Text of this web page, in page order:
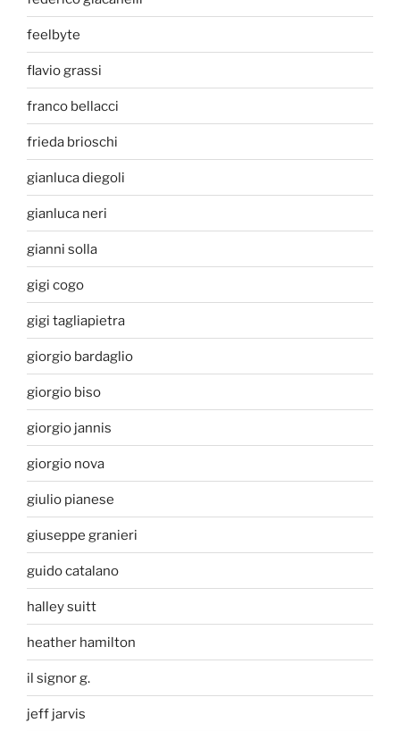
feelbyte
flavio grassi
franco bellacci
frieda brioschi
gianluca diegoli
gianluca neri
gianni solla
gigi cogo
gigi tagliapietra
giorgio bardaglio
giorgio biso
giorgio jannis
giorgio nova
giulio pianese
giuseppe granieri
guido catalano
halley suitt
heather hamilton
il signor g.
jeff jarvis